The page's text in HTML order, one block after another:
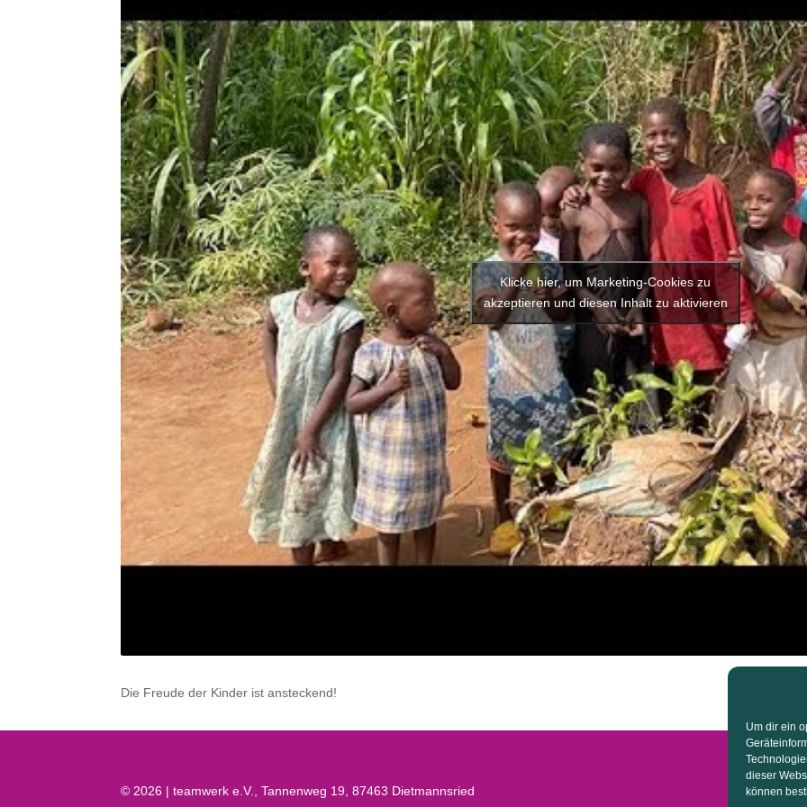
Um dir ein
dieser
können
Klicke hier, um Marketing-Cookies zu
akzeptieren und diesen Inhalt zu aktivieren
Die Freude der Kinder ist ansteckend!
© 2026 | teamwerk e.V., Tannenweg 19, 87463 Dietmannsried